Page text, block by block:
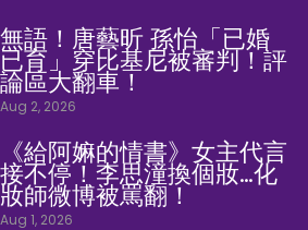
無語！唐藝昕 孫怡「已婚
已育」穿比基尼被審判！評
論區大翻車！
Aug 2, 2026
《給阿嫲的情書》女主代言
接不停！李思潼換個妝…化
妝師微博被罵翻！
Aug 1, 2026